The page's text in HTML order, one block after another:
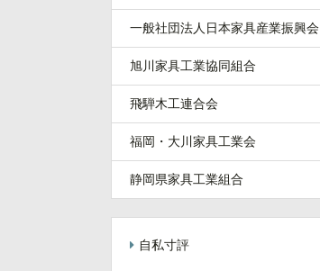
一般社団法人日本家具産業振興会
旭川家具工業協同組合
飛騨木工連合会
福岡・大川家具工業会
静岡県家具工業組合
自私寸評